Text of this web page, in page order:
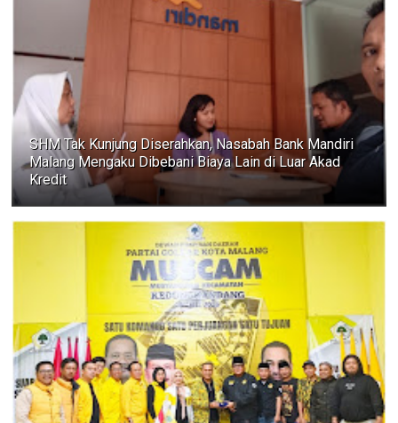
SHM Tak Kunjung Diserahkan, Nasabah Bank Mandiri
Malang Mengaku Dibebani Biaya Lain di Luar Akad
Kredit